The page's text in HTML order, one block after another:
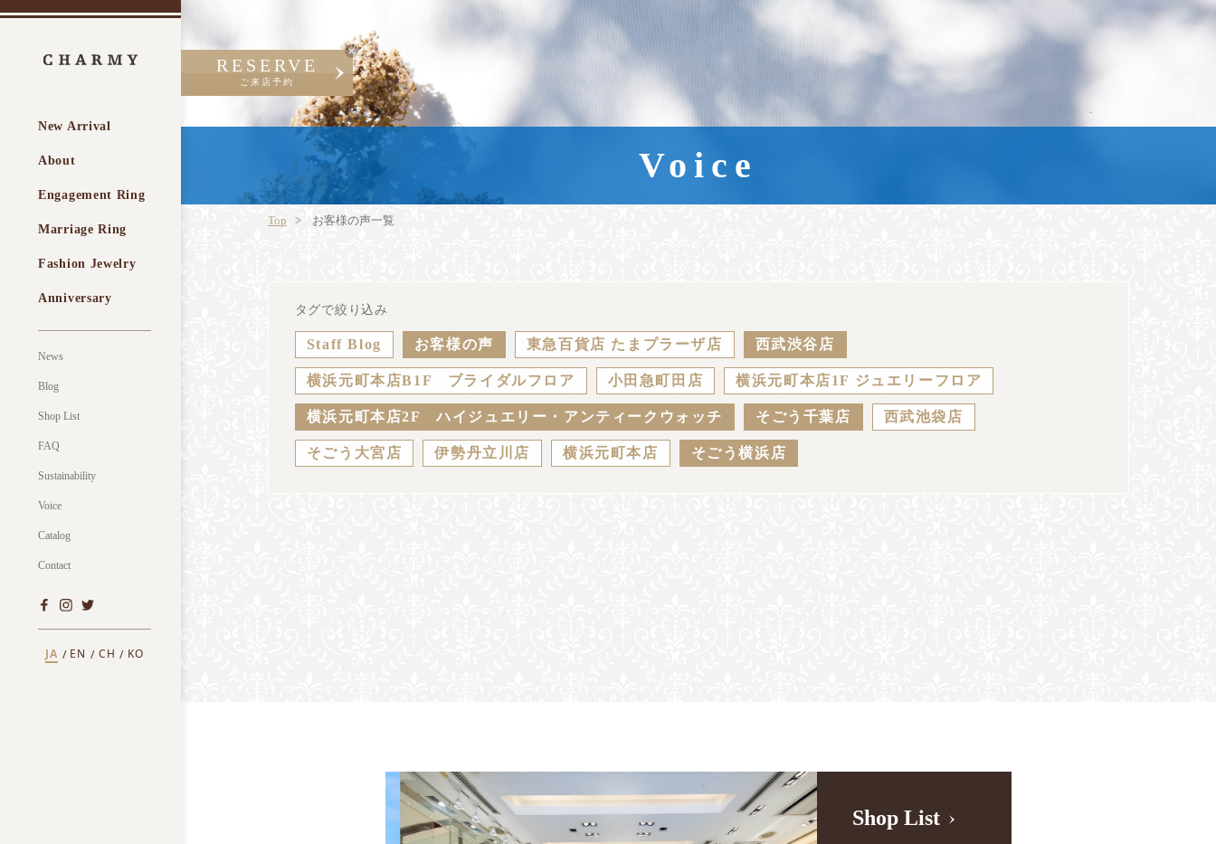
New Arrival
About
Engagement Ring
Marriage Ring
Fashion Jewelry
Anniversary
News
Blog
Shop List
FAQ
Sustainability
Voice
Catalog
Contact
JA EN CH KO
RESERVE
ご来店予約
Voice
Top お客様の声一覧
タグで絞り込み
Staff Blog お客様の声 東急百貨店 たまプラーザ店 西武渋谷店
横浜元町本店B1F ブライダルフロア 小田急町田店 横浜元町本店1F ジュエリーフロア
横浜元町本店2F ハイジュエリー・アンティークウォッチ そごう千葉店 西武池袋店
そごう大宮店 伊勢丹立川店 横浜元町本店 そごう横浜店
Shop List